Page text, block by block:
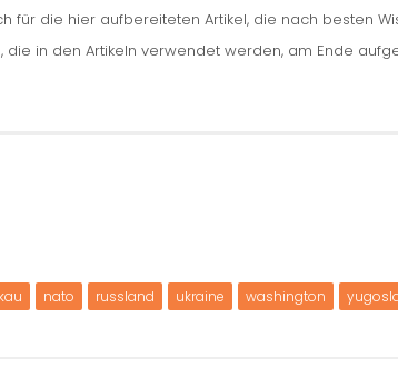
für die hier aufbereiteten Artikel, die nach besten
in den Artikeln verwendet werden, am Ende
nato russland ukraine washington